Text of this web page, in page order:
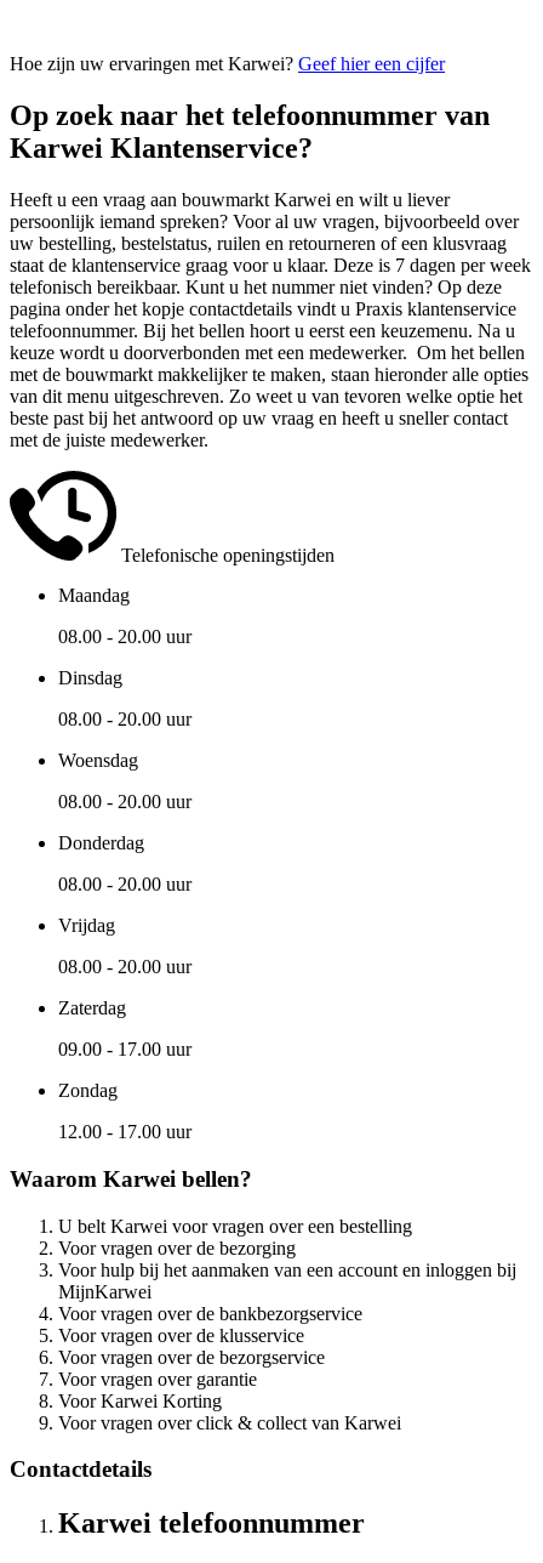
Hoe zijn uw ervaringen met Karwei? Geef hier een cijfer
Op zoek naar het telefoonnummer van
Karwei Klantenservice?
Heeft u een vraag aan bouwmarkt Karwei en wilt u liever
persoonlijk iemand spreken? Voor al uw vragen, bijvoorbeeld over
uw bestelling, bestelstatus, ruilen en retourneren of een klusvraag
staat de klantenservice graag voor u klaar. Deze is 7 dagen per week
telefonisch bereikbaar. Kunt u het nummer niet vinden? Op deze
pagina onder het kopje contactdetails vindt u Praxis klantenservice
telefoonnummer. Bij het bellen hoort u eerst een keuzemenu. Na u
keuze wordt u doorverbonden met een medewerker. Om het bellen
met de bouwmarkt makkelijker te maken, staan hieronder alle opties
van dit menu uitgeschreven. Zo weet u van tevoren welke optie het
beste past bij het antwoord op uw vraag en heeft u sneller contact
met de juiste medewerker.
Telefonische openingstijden
Maandag
08.00 - 20.00 uur
Dinsdag
08.00 - 20.00 uur
Woensdag
08.00 - 20.00 uur
Donderdag
08.00 - 20.00 uur
Vrijdag
08.00 - 20.00 uur
Zaterdag
09.00 - 17.00 uur
Zondag
12.00 - 17.00 uur
Waarom Karwei bellen?
U belt Karwei voor vragen over een bestelling
Voor vragen over de bezorging
Voor hulp bij het aanmaken van een account en inloggen bij
MijnKarwei
Voor vragen over de bankbezorgservice
Voor vragen over de klusservice
Voor vragen over de bezorgservice
Voor vragen over garantie
Voor Karwei Korting
Voor vragen over click & collect van Karwei
Contactdetails
Karwei telefoonnummer